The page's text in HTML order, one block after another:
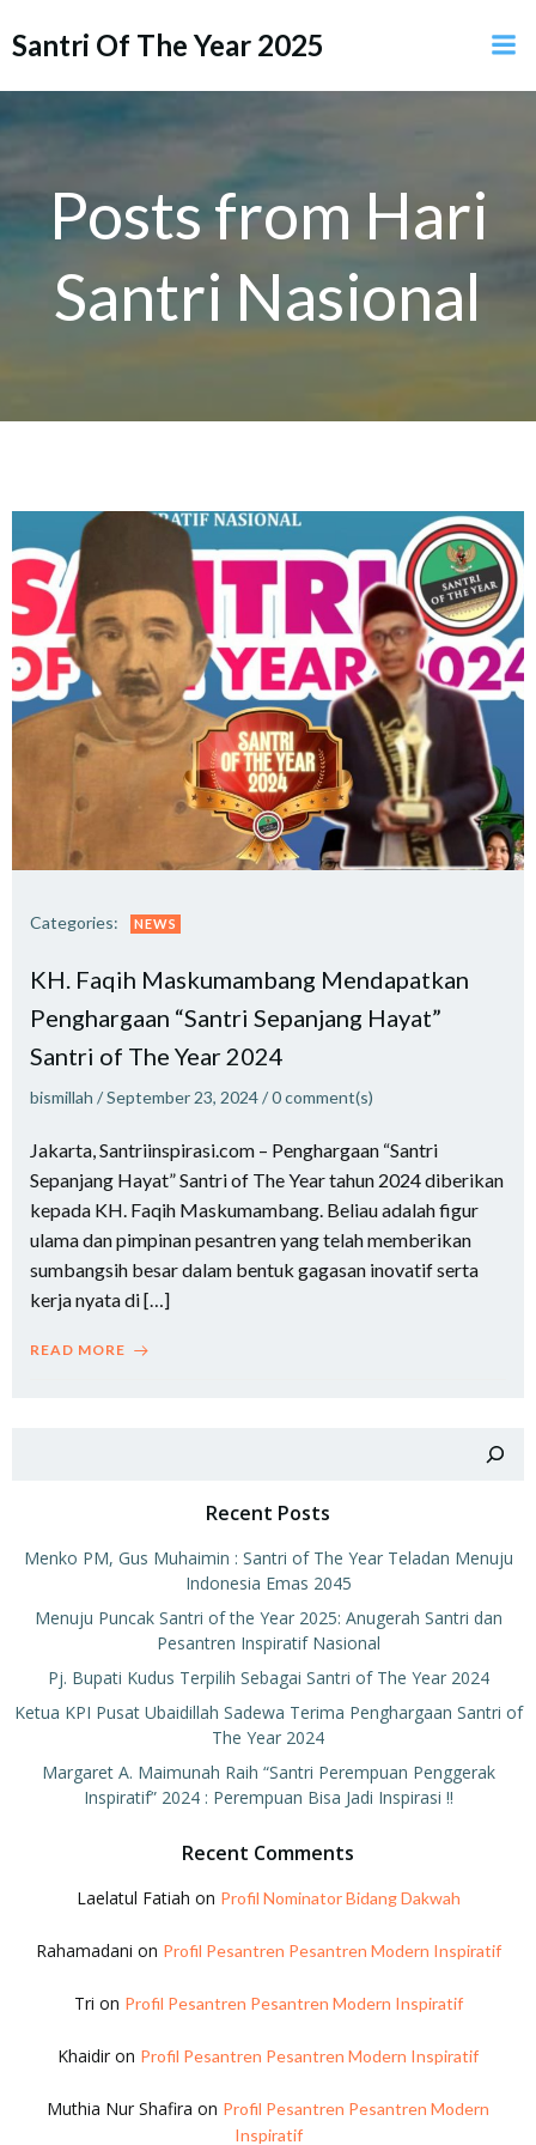
to
Santri Of The Year 2025
Posts from Hari
Santri Nasional
Categories: NEWS
KH. Faqih Maskumambang Mendapatkan
Penghargaan “Santri Sepanjang Hayat”
Santri of The Year 2024
bismillah /September 23, 2024/0comment(s)
Jakarta, Santriinspirasi.com – Penghargaan “Santri
Sepanjang Hayat” Santri of The Year tahun 2024 diberikan
kepada KH. Faqih Maskumambang. Beliau adalah figur
ulama dan pimpinan pesantren yang telah memberikan
sumbangsih besar dalam bentuk gagasan inovatif serta
kerja nyata di […]
READ MORE
Recent Posts
Menko PM, Gus Muhaimin : Santri of The Year Teladan Menuju
Indonesia Emas 2045
Menuju Puncak Santri of the Year 2025: Anugerah Santri dan
Pesantren Inspiratif Nasional
Pj. Bupati Kudus Terpilih Sebagai Santri of The Year 2024
Ketua KPI Pusat Ubaidillah Sadewa Terima Penghargaan Santri of
The Year 2024
Margaret A. Maimunah Raih “Santri Perempuan Penggerak
Inspiratif” 2024 : Perempuan Bisa Jadi Inspirasi !!
Recent Comments
Laelatul Fatiah on Profil Nominator Bidang Dakwah
Rahamadani on Profil Pesantren Pesantren Modern Inspiratif
Tri on Profil Pesantren Pesantren Modern Inspiratif
Khaidir on Profil Pesantren Pesantren Modern Inspiratif
Muthia Nur Shafira on Profil Pesantren Pesantren Modern
Inspiratif